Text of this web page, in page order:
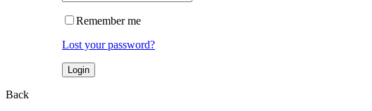
Remember me
Lost your password?
Back